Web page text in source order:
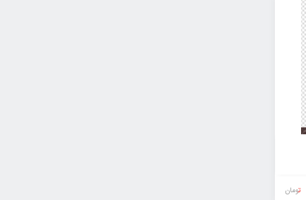
تومان